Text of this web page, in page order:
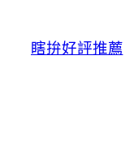
瞎拚好評推薦